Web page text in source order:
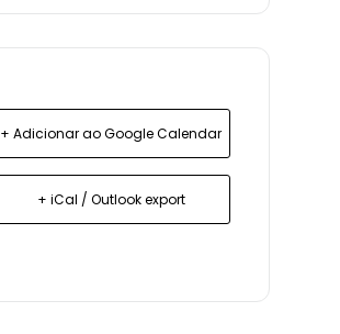
+ Adicionar ao Google Calendar
+ iCal / Outlook export